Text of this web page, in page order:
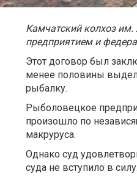
Камчатский колхоз
предприятием и
Этот договор был
менее половины
рыбалку.
Рыболовецкое
произошло по
макруруса.
Однако суд
суда не вступило в силу.